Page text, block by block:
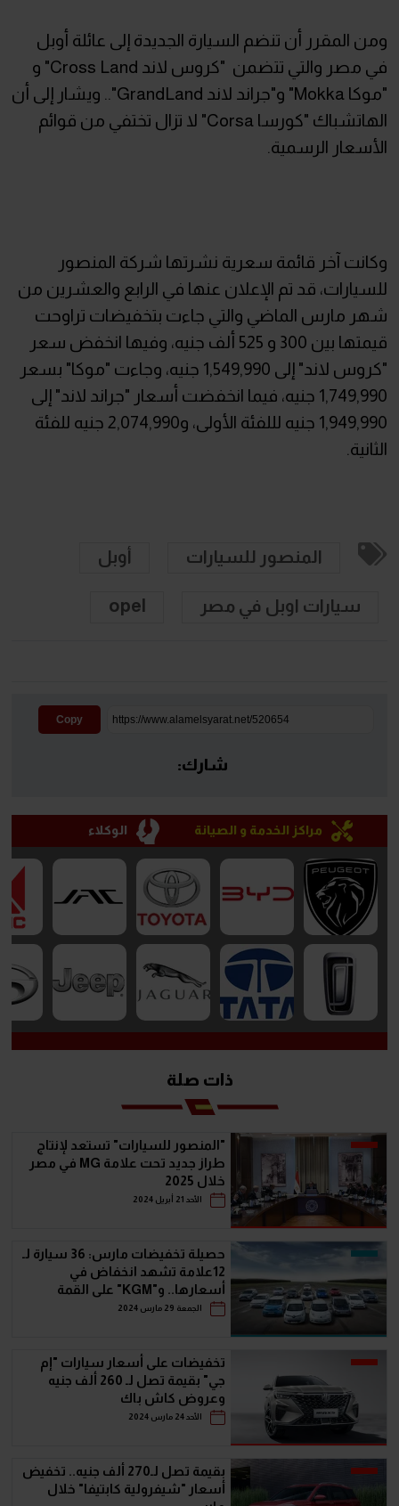
ومن المقرر أن تنضم السيارة الجديدة إلى عائلة أوبل
في مصر والتي تتضمن "كروس لاند Cross Land" و
"موكا Mokka" و"جراند لاند GrandLand".. ويشار إلى أن
الهاتشباك "كورسا Corsa" لا تزال تختفي من قوائم
الأسعار الرسمية.
وكانت آخر قائمة سعرية نشرتها شركة المنصور
للسيارات، قد تم الإعلان عنها في الرابع والعشرين من
شهر مارس الماضي والتي جاءت بتخفيضات تراوحت
قيمتها بين 300 و 525 ألف جنيه، وفيها انخفض سعر
"كروس لاند" إلى 1,549,990 جنيه، وجاءت "موكا" بسعر
1,749,990 جنيه، فيما انخفضت أسعار "جراند لاند" إلى
1,949,990 جنيه لللفئة الأولى، و2,074,990 جنيه للفئة
الثانية.
المنصور للسيارات أوبل
سيارات اوبل في مصر opel
Copy
شارك:
مراكز الخدمة و الصيانة الوكلاء
ذات صلة
"المنصور للسيارات" تستعد لإنتاج
طراز جديد تحت علامة MG في مصر
خلال 2025
الأحد 21 أبريل 2024
حصيلة تخفيضات مارس: 36 سيارة لـ
12علامة تشهد انخفاض في
أسعارها.. و"KGM" على القمة
الجمعة 29 مارس 2024
تخفيضات على أسعار سيارات "إم
جي" بقيمة تصل لـ 260 ألف جنيه
وعروض كاش باك
الأحد 24 مارس 2024
بقيمة تصل لـ270 ألف جنيه.. تخفيض
أسعار "شيفرولية كابتيفا" خلال